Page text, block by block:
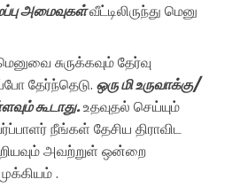
அமைவுகள்வீட்டிலிருந்து மெனு
சுருக்கவும் தேர்வு
தேர்ந்தெடு. ஒரு மி உருவாக்கு/
கூடாது.உதவுதல் செய்யும்
நீங்கள் தேசிய திராவிட
அவற்றுள் ஒன்றை
.